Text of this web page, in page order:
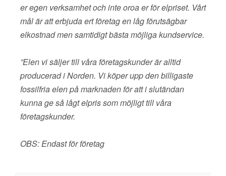
er egen verksamhet och inte oroa er för elpriset. Vårt
mål är att erbjuda ert företag en låg förutsägbar
elkostnad men samtidigt bästa möjliga kundservice.
”Elen vi säljer till våra företagskunder är alltid
producerad i Norden. Vi köper upp den billigaste
fossilfria elen på marknaden för att i slutändan
kunna ge så lågt elpris som möjligt till våra
företagskunder.
OBS: Endast för företag